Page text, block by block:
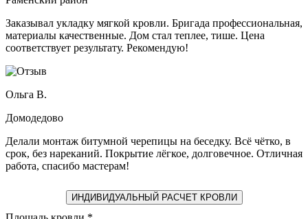
Заказывал укладку мягкой кровли. Бригада профессиональная,
материалы качественные. Дом стал теплее, тише. Цена
соответствует результату. Рекомендую!
Ольга В.
Домодедово
Делали монтаж битумной черепицы на беседку. Всё чётко, в
срок, без нареканий. Покрытие лёгкое, долговечное. Отличная
работа, спасибо мастерам!
ИНДИВИДУАЛЬНЫЙ РАСЧЕТ КРОВЛИ